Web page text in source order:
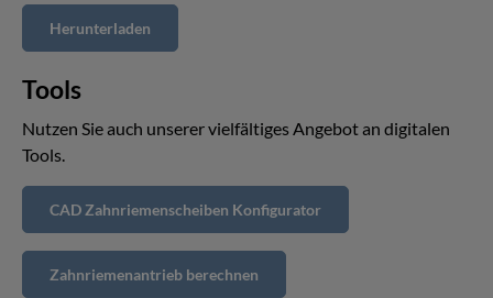
Tools
Nutzen Sie auch unserer vielfältiges Angebot an digitalen
Tools.
CAD Zahnriemenscheiben Konfigurator
Zahnriemenantrieb berechnen